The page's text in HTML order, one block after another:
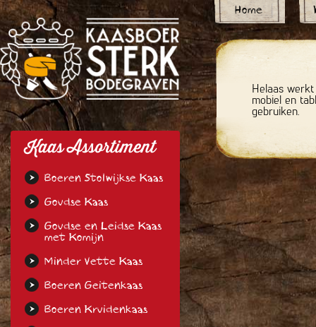
Home
Helaas
mobiel en
gebruiken.
Kaas Assortiment
Boeren Stolwijkse Kaas
Goudse Kaas
Goudse en Leidse Kaas
met Komijn
Minder Vette Kaas
Boeren Geitenkaas
Boeren Kruidenkaas